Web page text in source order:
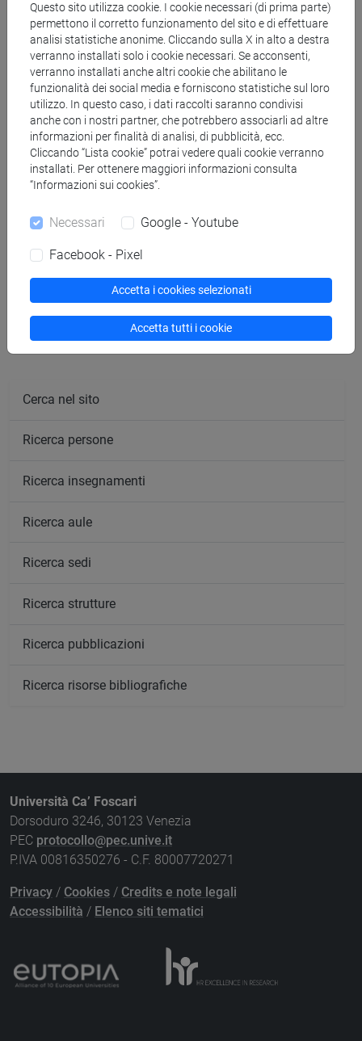
Genera calendario XLS
Copia questo URL per importare gli orari nel tuo Google
Calendar:
https://www.unive.it/data/ajax/Didattica/generaics?
cache=-1&afid=601940
Orario settimanale
Giorno Orario
Calendario lezioni
Cerca nel sito
Ricerca persone
Ricerca insegnamenti
Ricerca aule
Ricerca sedi
Ricerca strutture
Ricerca pubblicazioni
Ricerca risorse bibliografiche
Università Ca’ Foscari
Dorsoduro 3246, 30123 Venezia
PEC protocollo@pec.unive.it
P.IVA 00816350276 - C.F. 80007720271
Privacy / Cookies / Credits e note legali
Accessibilità / Elenco siti tematici
Questo sito utilizza cookie. I cookie necessari (di prima parte)
permettono il corretto funzionamento del sito e di effettuare
analisi statistiche anonime. Cliccando sulla X in alto a destra
verranno installati solo i cookie necessari. Se acconsenti,
verranno installati anche altri cookie che abilitano le
funzionalità dei social media e forniscono statistiche sul loro
utilizzo. In questo caso, i dati raccolti saranno condivisi
anche con i nostri partner, che potrebbero associarli ad altre
informazioni per finalità di analisi, di pubblicità, ecc.
Cliccando “Lista cookie” potrai vedere quali cookie verranno
installati. Per ottenere maggiori informazioni consulta
“Informazioni sui cookies”.
Necessari Google - Youtube
Facebook - Pixel
Accetta i cookies selezionati
Accetta tutti i cookie